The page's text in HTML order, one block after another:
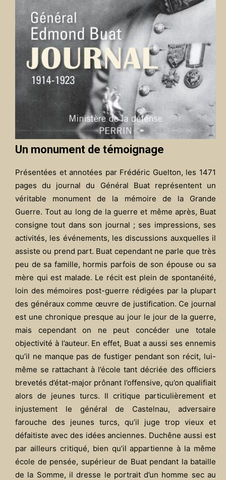
Un monument de témoignage
Présentées et annotées par Frédéric Guelton, les 1471
pages du journal du Général Buat représentent un
véritable monument de la mémoire de la Grande
Guerre. Tout au long de la guerre et même après, Buat
consigne tout dans son journal ; ses impressions, ses
activités, les événements, les discussions auxquelles il
assiste ou prend part. Buat cependant ne parle que très
peu de sa famille, hormis parfois de son épouse ou sa
mère qui est malade. Le récit est plein de spontanéité,
loin des mémoires post-guerre rédigées par la plupart
des généraux comme œuvre de justification. Ce journal
est une chronique presque au jour le jour de la guerre,
mais cependant on ne peut concéder une totale
objectivité à l’auteur. En effet, Buat a aussi ses ennemis
qu’il ne manque pas de fustiger pendant son récit, lui-
même se rattachant à l’école tant décriée des officiers
brevetés d’état-major prônant l’offensive, qu’on qualifiait
alors de jeunes turcs. Il critique particulièrement et
injustement le général de Castelnau, adversaire
farouche des jeunes turcs, qu’il juge trop vieux et
défaitiste avec des idées anciennes. Duchêne aussi est
par ailleurs critiqué, bien qu’il appartienne à la même
école de pensée, supérieur de Buat pendant la bataille
de la Somme, il dresse le portrait d’un homme sec au